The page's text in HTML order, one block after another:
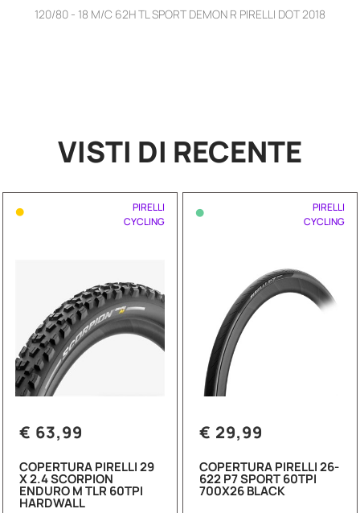
120/80 - 18 M/C 62H TL SPORT DEMON R PIRELLI DOT 2018
VISTI DI RECENTE
•
PIRELLI
CYCLING
€ 63,99
COPERTURA PIRELLI 29
X 2.4 SCORPION
ENDURO M TLR 60TPI
HARDWALL
•
PIRELLI
CYCLING
€ 29,99
COPERTURA PIRELLI 26-
622 P7 SPORT 60TPI
700X26 BLACK